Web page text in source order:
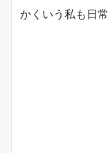
かくいう私も日